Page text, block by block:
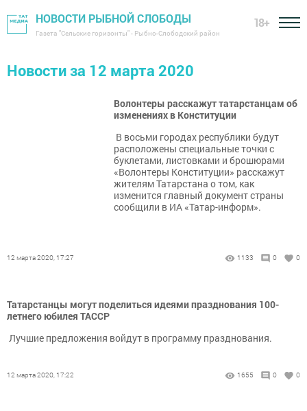
НОВОСТИ РЫБНОЙ СЛОБОДЫ
Газета "Сельские горизонты" - Рыбно-Слободский район
18+
Новости за 12 марта 2020
Волонтеры расскажут татарстанцам об
изменениях в Конституции
В восьми городах республики будут
расположены специальные точки с
буклетами, листовками и брошюрами
«Волонтеры Конституции» расскажут
жителям Татарстана о том, как
изменится главный документ страны
сообщили в ИА «Татар-информ».
12 марта 2020, 17:27 1133 0 0
Татарстанцы могут поделиться идеями празднования 100-
летнего юбилея ТАССР
Лучшие предложения войдут в программу празднования.
12 марта 2020, 17:22 1655 0 0